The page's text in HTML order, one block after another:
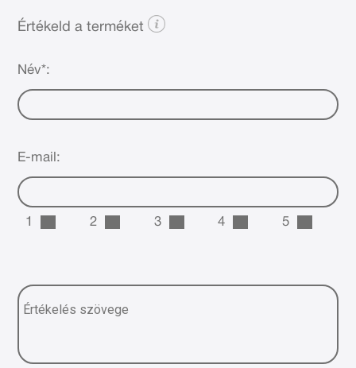
Értékeld a terméket
Név*:
E-mail:
1 2 3 4 5